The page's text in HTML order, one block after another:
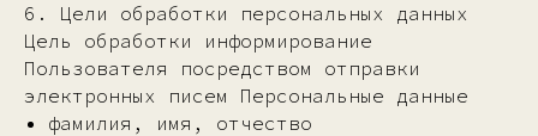
6. Цели обработки персональных данных
Цель обработки информирование
Пользователя посредством отправки
электронных писем Персональные данные
фамилия, имя, отчество